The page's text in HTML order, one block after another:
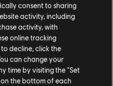
achat, veuillez vous
Store local.
store actuel
localisation
consent to sharing
activity, including
activity, with
online tracking
decline, click the
can change your
time by visiting the “Set
on the bottom of each